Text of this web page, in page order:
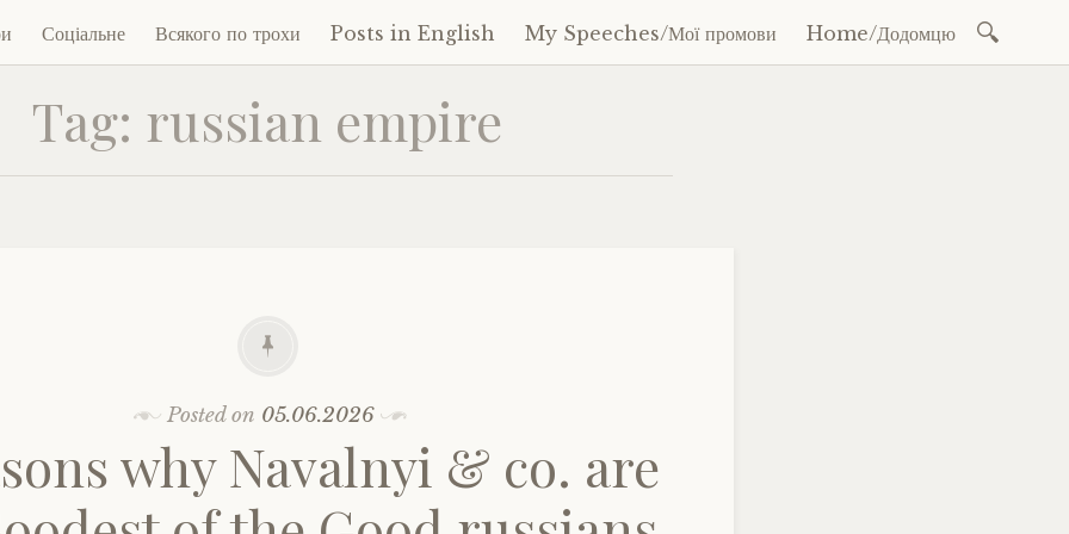
Соціальне Всякого по трохи Posts in English My Speeches/Мої промови Home/Додомцю
Tag: russian empire
Posted on 05.06.2026
why Navalnyi & co. are